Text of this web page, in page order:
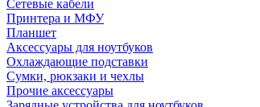
Сетевые кабели
Принтера и МФУ
Планшет
Аксессуары для ноутбуков
Охлаждающие подставки
Сумки, рюкзаки и чехлы
Прочие аксессуары